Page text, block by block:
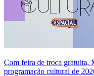
Com feira de troca gratuita,
programação cultural de